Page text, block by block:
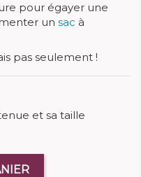
pour égayer une
un sac à
pas seulement !
et sa taille